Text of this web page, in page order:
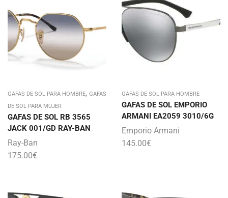
GAFAS DE SOL PARA HOMBRE, GAFAS
DE SOL PARA MUJER
GAFAS DE SOL RB 3565
JACK 001/GD RAY-BAN
Ray-Ban
175.00€
GAFAS DE SOL PARA HOMBRE
GAFAS DE SOL EMPORIO
ARMANI EA2059 3010/6G
Emporio Armani
145.00€